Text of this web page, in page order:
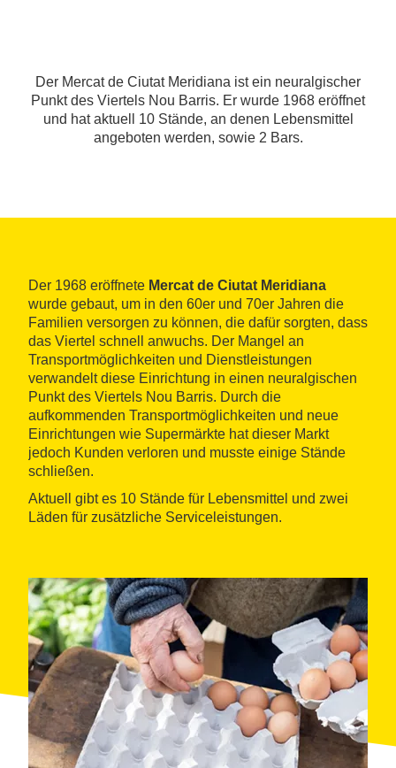
Der Mercat de Ciutat Meridiana ist ein neuralgischer
Punkt des Viertels Nou Barris. Er wurde 1968 eröffnet
und hat aktuell 10 Stände, an denen Lebensmittel
angeboten werden, sowie 2 Bars.
Der 1968 eröffnete Mercat de Ciutat Meridiana
wurde gebaut, um in den 60er und 70er Jahren die
Familien versorgen zu können, die dafür sorgten, dass
das Viertel schnell anwuchs. Der Mangel an
Transportmöglichkeiten und Dienstleistungen
verwandelt diese Einrichtung in einen neuralgischen
Punkt des Viertels Nou Barris. Durch die
aufkommenden Transportmöglichkeiten und neue
Einrichtungen wie Supermärkte hat dieser Markt
jedoch Kunden verloren und musste einige Stände
schließen.
Aktuell gibt es 10 Stände für Lebensmittel und zwei
Läden für zusätzliche Serviceleistungen.